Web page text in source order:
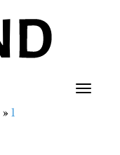
Toggle
1